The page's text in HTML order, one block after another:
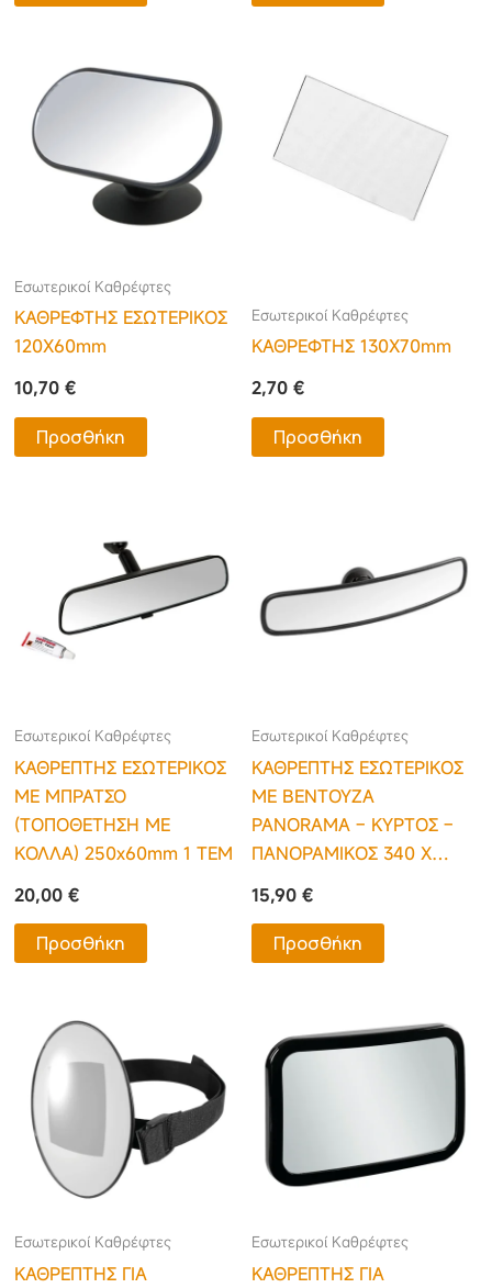
Εσωτερικοί Καθρέφτες
ΚΑΘΡΕΦΤΗΣ ΕΣΩΤΕΡΙΚΟΣ
120X60mm
10,70€
Προσθήκη
Εσωτερικοί Καθρέφτες
ΚΑΘΡΕΦΤΗΣ 130X70mm
2,70 €
Προσθήκη
Εσωτερικοί Καθρέφτες
ΚΑΘΡΕΠΤΗΣ ΕΣΩΤΕΡΙΚΟΣ
ΜΕ ΜΠΡΑΤΣΟ
(ΤΟΠΟΘΕΤΗΣΗ ΜΕ
ΚΟΛΛΑ) 250x60mm 1 ΤΕΜ
20,00€
Προσθήκη
Εσωτερικοί Καθρέφτες
ΚΑΘΡΕΠΤΗΣ ΕΣΩΤΕΡΙΚΟΣ
ΜΕ ΒΕΝΤΟΥΖΑ
PANORAMA – ΚΥΡΤΟΣ –
ΠΑΝΟΡΑΜΙΚΟΣ 340 Χ
15,90 €
Προσθήκη
Εσωτερικοί Καθρέφτες
ΚΑΘΡΕΠΤΗΣ ΓΙΑ
Εσωτερικοί Καθρέφτες
ΚΑΘΡΕΠΤΗΣ ΓΙΑ